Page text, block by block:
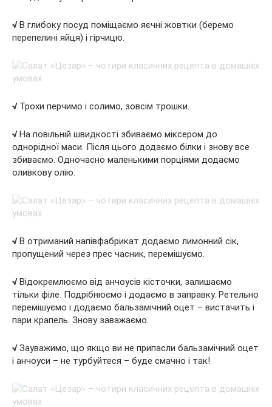
√В глибоку посуд поміщаємо яєчні жовтки (беремо
перепелині яйця) і гірчицю.
√ Трохи перчимо і солимо, зовсім трошки.
√На повільній швидкості збиваємо міксером до
однорідної маси. Після цього додаємо білки і знову все
збиваємо. Одночасно маленькими порціями додаємо
оливкову олію.
√В отриманий напівфабрикат додаємо лимонний сік,
пропущений через прес часник, перемішуємо.
√Відокремлюємо від анчоусів кісточки, залишаємо
тільки філе. Подрібнюємо і додаємо в заправку. Ретельно
перемішуємо і додаємо бальзамічний оцет – вистачить і
пари крапель. Знову заважаємо.
√Зауважимо, що якщо ви не припасли бальзамічний оцет
і анчоуси – не турбуйтеся – буде смачно і так!